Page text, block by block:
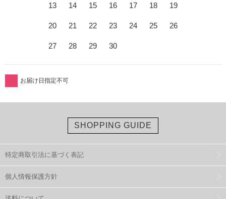
13 14 15 16 17 18 19
20 21 22 23 24 25 26
27 28 29 30
お届け日指定不可
SHOPPING GUIDE
特定商取引法に基づく表記
個人情報保護方針